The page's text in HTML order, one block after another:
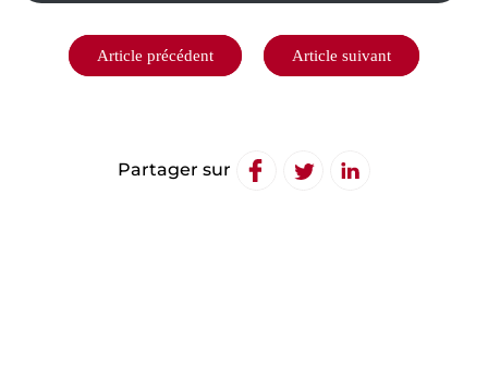
Navigation
Article précédent Article suivant
Partager sur